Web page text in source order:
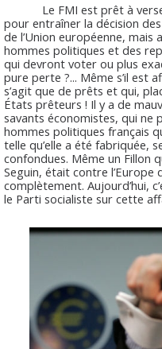
Le FMI est prêt à verser
pour entraîner la décision
de l’Union européenne, mais
hommes politiques et des
qui devront voter ou plus
pure perte ?... Même s’il est
s’agit que de prêts et qui,
États prêteurs ! Il y a de
savants économistes, qui ne
hommes politiques français
telle qu’elle a été fabriquée,
confondues. Même un Fillon
Seguin, était contre
complètement. Aujourd’hui,
le Parti socialiste sur cette